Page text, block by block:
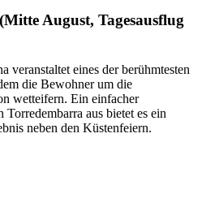
August, Tagesausflug
veranstaltet eines der berühmtesten
die Bewohner um die
wetteifern. Ein einfacher
aus bietet es ein
neben den Küstenfeiern.